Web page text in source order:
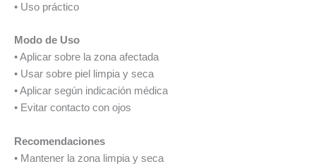
• Uso práctico
Modo de Uso
• Aplicar sobre la zona afectada
• Usar sobre piel limpia y seca
• Aplicar según indicación médica
• Evitar contacto con ojos
Recomendaciones
• Mantener la zona limpia y seca